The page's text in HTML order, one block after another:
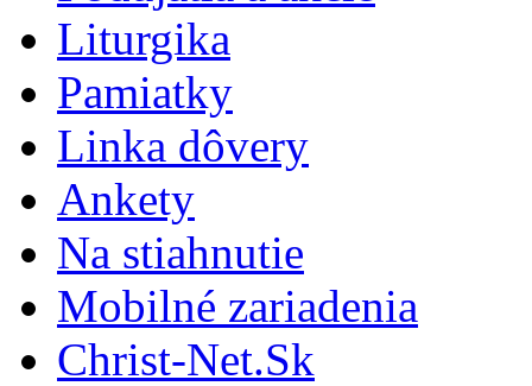
Liturgika
Pamiatky
Linka dôvery
Ankety
Na stiahnutie
Mobilné zariadenia
Christ-Net.Sk